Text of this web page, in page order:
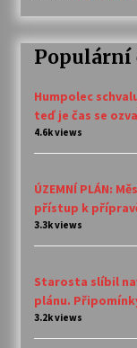
Humpolec
teď je čas se
4.6k views
ÚZEMNÍ PLÁN:
přístup k
3.3k views
Starosta slíbil
plánu.
3.2k views